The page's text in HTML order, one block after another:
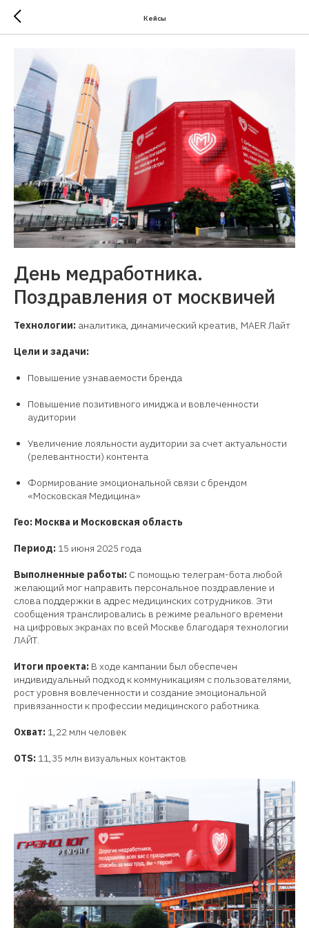
Кейсы
День медработника.
Поздравления от москвичей
Технологии: аналитика, динамический креатив, MAER Лайт
Цели и задачи:
Повышение узнаваемости бренда
Повышение позитивного имиджа и вовлеченности
аудитории
Увеличение лояльности аудитории за счет актуальности
(релевантности) контента
Формирование эмоциональной связи с брендом
«Московская Медицина»
Гео: Москва и Московская область
Период: 15 июня 2025 года
Выполненные работы: С помощью телеграм-бота любой
желающий мог направить персональное поздравление и
слова поддержки в адрес медицинских сотрудников. Эти
сообщения транслировались в режиме реального времени
на цифровых экранах по всей Москве благодаря технологии
ЛАЙТ.
Итоги проекта: В ходе кампании был обеспечен
индивидуальный подход к коммуникациям с пользователями,
рост уровня вовлеченности и создание эмоциональной
привязанности к профессии медицинского работника.
Охват: 1,22 млн человек
OTS: 11,35 млн визуальных контактов